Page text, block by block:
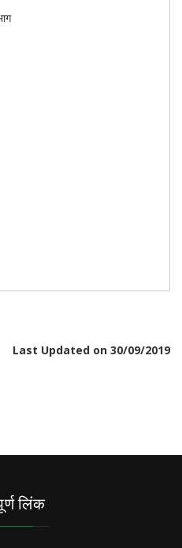
Last Updated on 30/09/2019
लिंक